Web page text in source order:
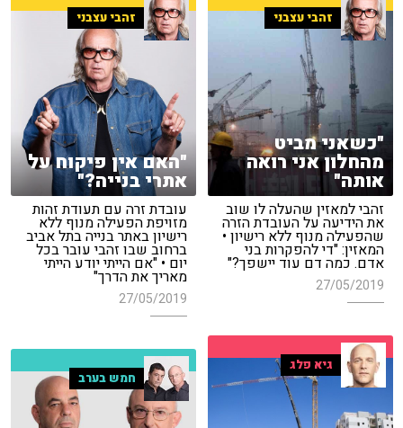
זהבי עצבני
"כשאני מביט
מהחלון אני רואה
אותה"
זהבי למאזין שהעלה לו שוב
את הידיעה על העובדת הזרה
שהפעילה מנוף ללא רישיון •
המאזין: "די להפקרות בני
אדם. כמה דם עוד יישפך?"
27/05/2019
זהבי עצבני
"האם אין פיקוח על
אתרי בנייה?"
עובדת זרה עם תעודת זהות
מזויפת הפעילה מנוף ללא
רישיון באתר בנייה בתל אביב
ברחוב שבו זהבי עובר בכל
יום • "אם הייתי יודע הייתי
מאריך את הדרך"
27/05/2019
גיא פלג
חמש בערב